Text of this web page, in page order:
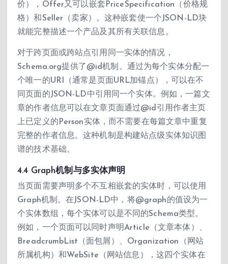
价），Offer又可以嵌套PriceSpecification（价格规
格）和Seller（卖家）。这种嵌套使一个JSON-LD块
就能完整描述一个产品及其所有关联信息。
对于跨页面或跨站点引用同一实体的情况，
Schema.org提供了@id机制。通过为每个实体分配一
个唯一的URI（通常是页面URL加锚点），可以在不
同页面的JSON-LD中引用同一个实体。例如，一篇文
章的作者信息可以在文章页面通过@id引用作者主页
上已定义的Person实体，而不需要在每篇文章中重复
完整的作者信息。这种机制是构建站点级实体知识图
谱的技术基础。
4.4 Graph机制与多实体声明
当页面需要声明多个不互相嵌套的实体时，可以使用
Graph机制。在JSON-LD中，将@graph的值设为一
个实体数组，每个实体可以是不同的Schema类型。
例如，一个页面可以同时声明Article（文章本体）、
BreadcrumbList（面包屑）、Organization（网站
所属机构）和WebSite（网站信息），这四个实体在